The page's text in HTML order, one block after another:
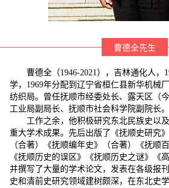
曹德全先生
曹德全（1946-2021），吉林通化人，
学，1969年分配到辽宁省桓仁县新华机械
纺织局。曾任抚顺市经委处长、露天区（
工业局副局长、抚顺市社会科学院副院长。
工作之余，他积极研究东北民族史以及
重大学术成果。先后出版了《抚顺史研究
（合著）《抚顺编年史》（合著）《抚顺
《抚顺历史的误区》《抚顺历史之谜》《
并撰写了大量的学术论文，发表在各级报
史和清前史研究领域建树颇深，在东北史